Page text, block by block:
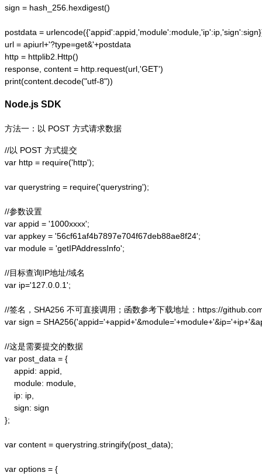
sign = hash_256.hexdigest()
postdata =
url = apiurl+'?type=get&'+postdata
http = httplib2.Http()
response, content = http.request(url,'GET')
print(content.decode("utf-8"))
Node.js SDK
方法一：以 POST 方式请求数据
//以 POST 方式提交
var http = require('http');
var querystring = require('querystring');
//参数设置
var appid = '1000xxxx';
var appkey = '56cf61af4b7897e704f67deb88ae8f24';
var module = 'getIPAddressInfo';
//目标查询IP地址/域名
var ip='127.0.0.1';
//签名，SHA256 不可直接调用；函数参考下载地址：https://
var sign =
//这是需要提交的数据
var post_data = {
    appid: appid,
    module: module,
    ip: ip,
    sign: sign
};
var content = querystring.stringify(post_data);
var options = {